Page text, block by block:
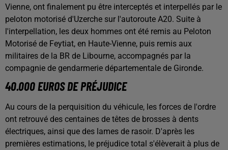
Vienne, ont finalement pu être interceptés et interpellés par le
peloton motorisé d'Uzerche sur l'autoroute A20. Suite à
l'interpellation, les deux hommes ont été remis au Peloton
Motorisé de Feytiat, en Haute-Vienne, puis remis aux
militaires de la BR de Libourne, accompagnés par la
compagnie de gendarmerie départementale de Gironde.
40.000 EUROS DE PRÉJUDICE
Au cours de la perquisition du véhicule, les forces de l'ordre
ont retrouvé des centaines de têtes de brosses à dents
électriques, ainsi que des lames de rasoir. D'après les
premières estimations, le préjudice total s'élèverait à plus de